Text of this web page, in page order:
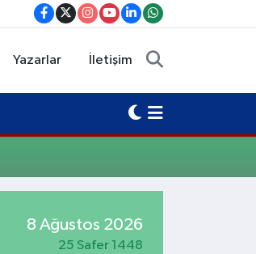
Yazarlar İletişim
8 Ağustos 2026
25 Safer 1448